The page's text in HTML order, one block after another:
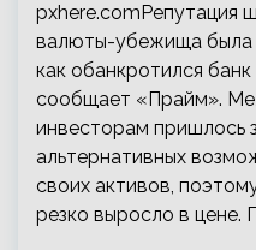
pxhere.comРепутация
валюты-убежища была
как обанкротился
сообщает «Прайм».
инвесторам пришлось
альтернативных
своих активов,
резко выросло в цене.